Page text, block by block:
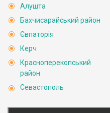
Алушта
Бахчисарайський район
Євпаторія
Керч
Красноперекопський
район
Севастополь